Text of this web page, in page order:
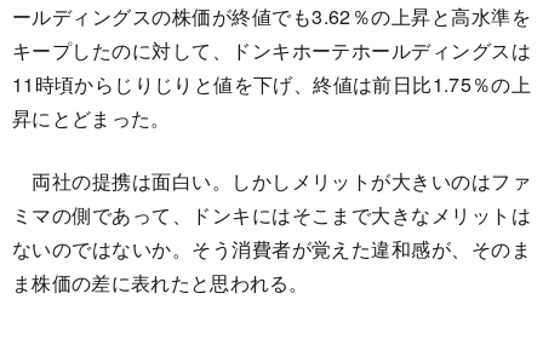
ールディングスの株価が終値でも3.62％の上昇と高水準を
キープしたのに対して、ドンキホーテホールディングスは
11時頃からじりじりと値を下げ、終値は前日比1.75％の上
昇にとどまった。
両社の提携は面白い。しかしメリットが大きいのはファ
ミマの側であって、ドンキにはそこまで大きなメリットは
ないのではないか。そう消費者が覚えた違和感が、そのま
ま株価の差に表れたと思われる。